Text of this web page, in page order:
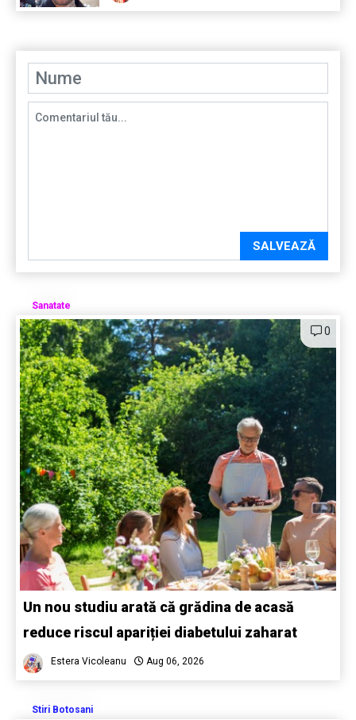
SALVEAZĂ
Sanatate
0
Un nou studiu arată că grădina de acasă
reduce riscul apariției diabetului zaharat
Estera Vicoleanu Aug 06, 2026
Stiri Botosani